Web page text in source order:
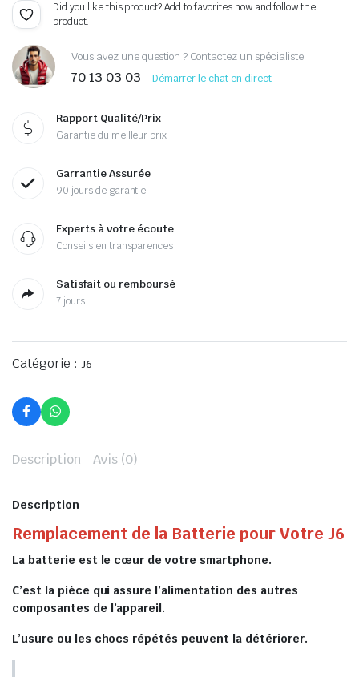
Did you like this product? Add to favorites now and follow the
product.
Vous avez une question ? Contactez un spécialiste
70 13 03 03 Démarrer le chat en direct
Rapport Qualité/Prix
Garantie du meilleur prix
Garrantie Assurée
90 jours de garantie
Experts à votre écoute
Conseils en transparences
Satisfait ou remboursé
7 jours
Catégorie : J6
Description Avis (0)
Description
Remplacement de la Batterie pour Votre J6
La batterie est le cœur de votre smartphone.
C’est la pièce qui assure l’alimentation des autres
composantes de l’appareil.
L’usure ou les chocs répétés peuvent la détériorer.